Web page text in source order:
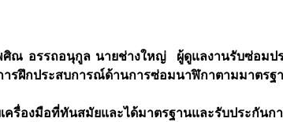
ณ อรรถอนุกูล นายช่างใหญ่
ผู้ดูแลงานรับซ่อมป
ารฝึกประสบการณ์ด้านการซ่อมนาฬิกาตามมาตรฐ
มือที่ทันสมัยและได้มาตรฐานและรับประกันกา